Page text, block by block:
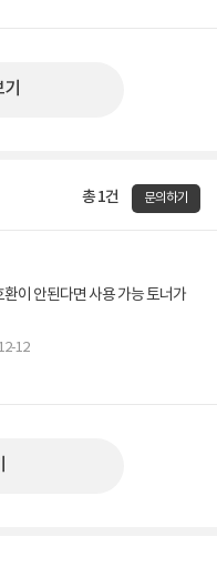
총 1건 문의하기
이 안된다면 사용 가능 토너가
12